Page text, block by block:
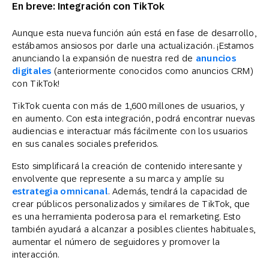
En breve: Integración con TikTok
Aunque esta nueva función aún está en fase de desarrollo,
estábamos ansiosos por darle una actualización. ¡Estamos
anunciando la expansión de nuestra red de anuncios
digitales (anteriormente conocidos como anuncios CRM)
con TikTok!
TikTok cuenta con más de 1,600 millones de usuarios, y
en aumento. Con esta integración, podrá encontrar nuevas
audiencias e interactuar más fácilmente con los usuarios
en sus canales sociales preferidos.
Esto simplificará la creación de contenido interesante y
envolvente que represente a su marca y amplíe su
estrategia omnicanal. Además, tendrá la capacidad de
crear públicos personalizados y similares de TikTok, que
es una herramienta poderosa para el remarketing. Esto
también ayudará a alcanzar a posibles clientes habituales,
aumentar el número de seguidores y promover la
interacción.